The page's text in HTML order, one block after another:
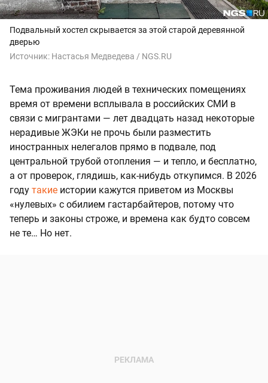
Подвальный хостел скрывается за этой старой деревянной
дверью
Источник: Настасья Медведева / NGS.RU
Тема проживания людей в технических помещениях
время от времени всплывала в российских СМИ в
связи с мигрантами — лет двадцать назад некоторые
нерадивые ЖЭКи не прочь были разместить
иностранных нелегалов прямо в подвале, под
центральной трубой отопления — и тепло, и бесплатно,
а от проверок, глядишь, как-нибудь откупимся. В 2026
году такие истории кажутся приветом из Москвы
«нулевых» с обилием гастарбайтеров, потому что
теперь и законы строже, и времена как будто совсем
не те… Но нет.